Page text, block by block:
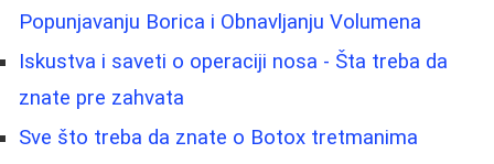
Popunjavanju Borica i Obnavljanju Volumena
Iskustva i saveti o operaciji nosa - Šta treba da
znate pre zahvata
Sve što treba da znate o Botox tretmanima